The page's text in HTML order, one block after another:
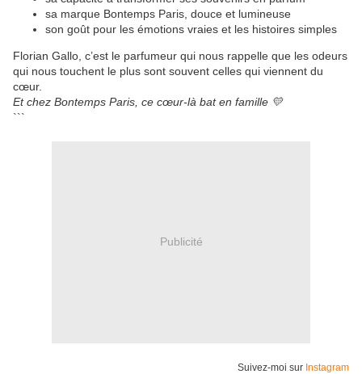
sa marque Bontemps Paris, douce et lumineuse
son goût pour les émotions vraies et les histoires simples
Florian Gallo, c’est le parfumeur qui nous rappelle que les odeurs
qui nous touchent le plus sont souvent celles qui viennent du
cœur.
Et chez Bontemps Paris, ce cœur-là bat en famille 💛
```
Publicité
Suivez-moi sur Instagram